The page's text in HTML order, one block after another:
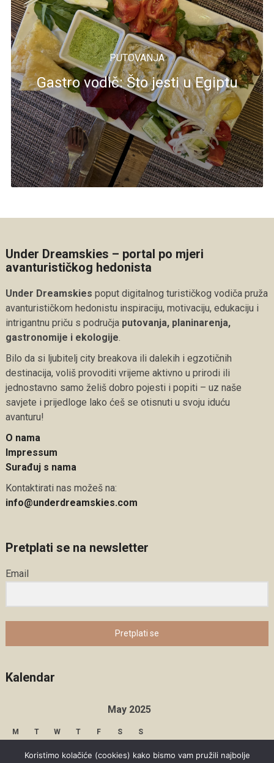
PUTOVANJA
Gastro vodič: Što jesti u Egiptu
Under Dreamskies – portal po mjeri
avanturističkog hedonista
Under Dreamskies poput digitalnog turističkog vodiča pruža
avanturističkom hedonistu inspiraciju, motivaciju, edukaciju i
intrigantnu priču s područja putovanja, planinarenja,
gastronomije i ekologije.
Bilo da si ljubitelj city breakova ili dalekih i egzotičnih
destinacija, voliš provoditi vrijeme aktivno u prirodi ili
jednostavno samo želiš dobro pojesti i popiti – uz naše
savjete i prijedloge lako ćeš se otisnuti u svoju iduću
avanturu!
O nama
Impressum
Surađuj s nama
Kontaktirati nas možeš na:
info@underdreamskies.com
Pretplati se na newsletter
Email
Pretplati se
Kalendar
May 2025
M T W T F S S
1 2 3 4
Koristimo kolačiće (cookies) kako bismo vam pružili najbolje